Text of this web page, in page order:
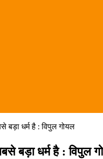
बड़ा धर्म है : विपुल गोयल
बड़ा धर्म है : विपुल